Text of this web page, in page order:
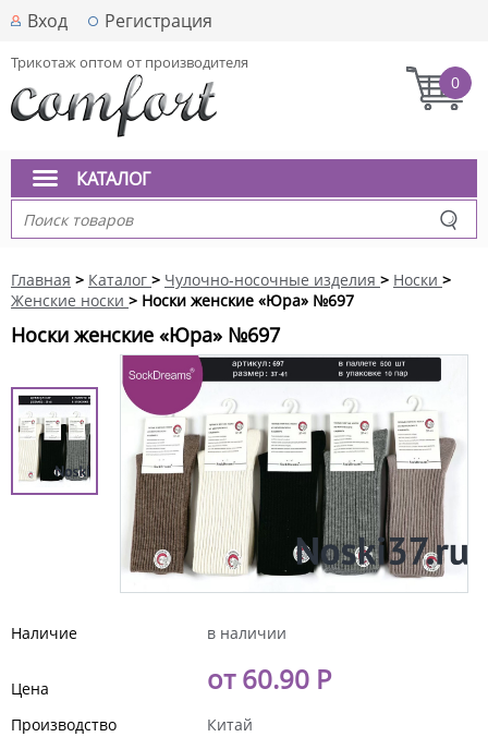
Вход Регистрация
Трикотаж оптом от производителя
0
КАТАЛОГ
Главная > Каталог > Чулочно-носочные изделия > Носки >
Женские носки > Носки женские «Юра» №697
Носки женские «Юра» №697
Наличие в наличии
Цена от 60.90 Р
Производство
Китай